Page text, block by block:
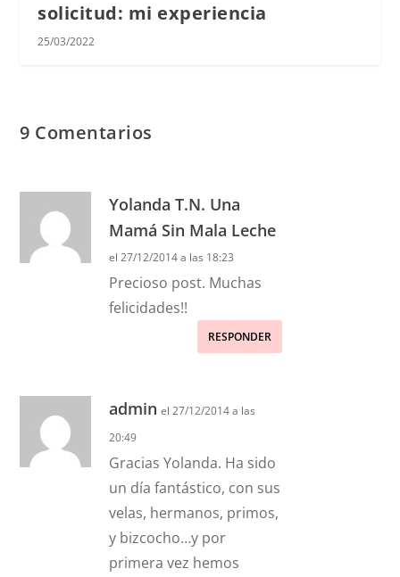
solicitud: mi experiencia
25/03/2022
9 Comentarios
Yolanda T.N. Una
Mamá Sin Mala Leche
el 27/12/2014 a las 18:23
Precioso post. Muchas
felicidades!!
RESPONDER
admin el 27/12/2014 a las
20:49
Gracias Yolanda. Ha sido
un día fantástico, con sus
velas, hermanos, primos,
y bizcocho…y por
primera vez hemos